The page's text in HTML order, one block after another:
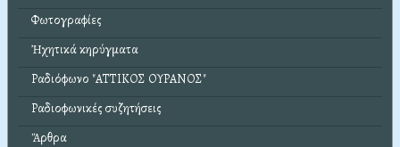
Φωτογραφίες
Ἠχητικά κηρύγματα
Ραδιόφωνο "ΑΤΤΙΚΟΣ ΟΥΡΑΝΟΣ"
Ραδιοφωνικές συζητήσεις
Ἄρθρα